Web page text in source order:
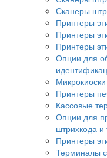
Сканеры
Принтеры
Принтеры
Принтеры
Опции для
Принтеры
Кассовые
Опции для
штрихкода
Принтеры
Терминалы